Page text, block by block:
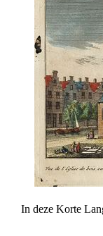
In deze Korte